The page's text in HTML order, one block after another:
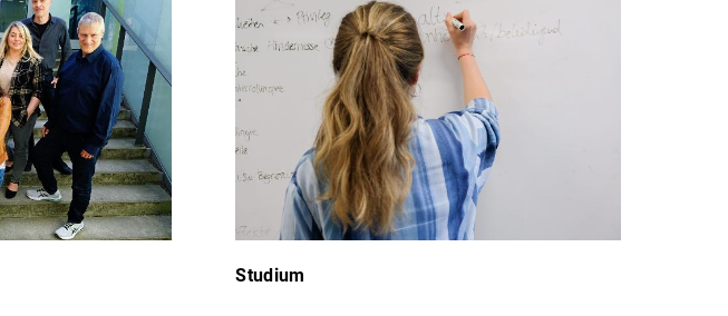
Studium